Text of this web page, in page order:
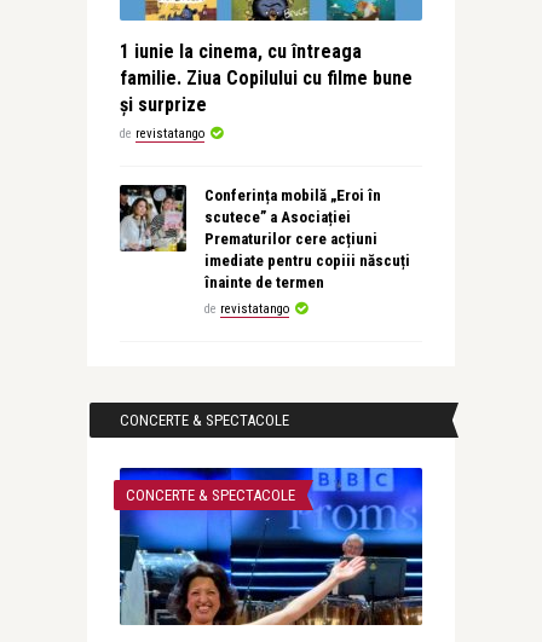
1 iunie la cinema, cu întreaga
familie. Ziua Copilului cu filme bune
și surprize
de revistatango
Conferința mobilă „Eroi în
scutece” a Asociației
Prematurilor cere acțiuni
imediate pentru copiii născuți
înainte de termen
de revistatango
CONCERTE & SPECTACOLE
CONCERTE & SPECTACOLE